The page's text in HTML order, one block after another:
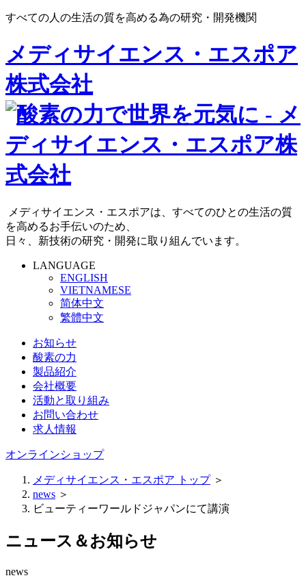
すべての人の生活の質を高める為の研究・開発機関
メディサイエンス・エスポア
株式会社
メディサイエンス・エスポアは、すべてのひとの生活の質
を高めるお手伝いのため、
日々、新技術の研究・開発に取り組んでいます。
LANGUAGE
ENGLISH
VIETNAMESE
简体中文
繁體中文
お知らせ
酸素の力
製品紹介
会社概要
活動と取り組み
お問い合わせ
求人情報
オンラインショップ
メディサイエンス・エスポア トップ＞
news ＞
ビューティーワールドジャパンにて講演
ニュース＆お知らせ
news